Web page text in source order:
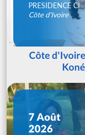
PRESIDENCE CI
Côte d'Ivoire
Côte
7 Août
2026